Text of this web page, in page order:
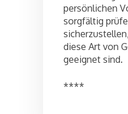
persönlichen
sorgfältig
diese Art von
geeignet sind.
****